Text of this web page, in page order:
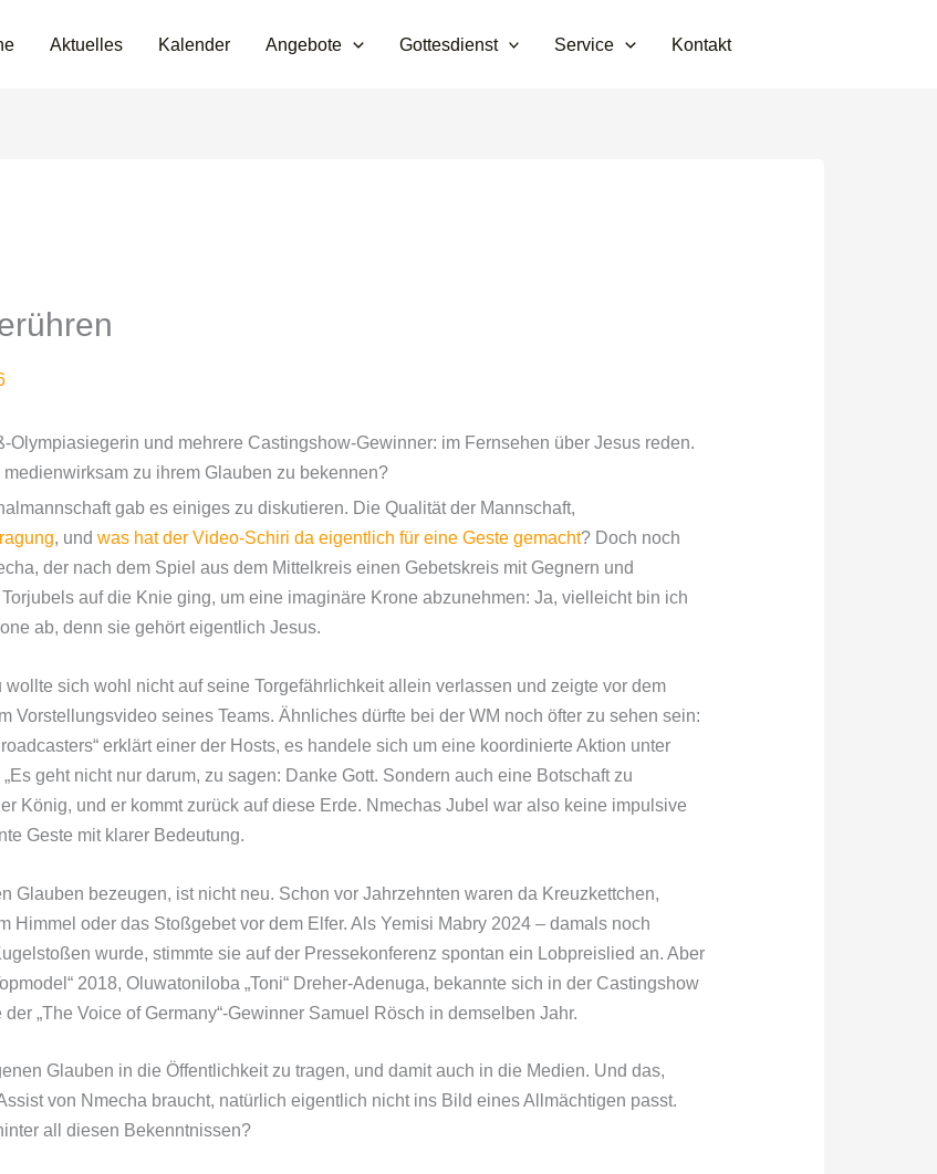
Aktuelles Kalender Angebote Gottesdienst Service Kontakt
Olympiasiegerin und mehrere Castingshow-Gewinner: im Fernsehen über Jesus reden.
zu ihrem Glauben zu bekennen?
gab es einiges zu diskutieren. Die Qualität der Mannschaft,
, und was hat der Video-Schiri da eigentlich für eine Geste gemacht? Doch noch
der nach dem Spiel aus dem Mittelkreis einen Gebetskreis mit Gegnern und
auf die Knie ging, um eine imaginäre Krone abzunehmen: Ja, vielleicht bin ich
ab, denn sie gehört eigentlich Jesus.
sich wohl nicht auf seine Torgefährlichkeit allein verlassen und zeigte vor dem
Vorstellungsvideo seines Teams. Ähnliches dürfte bei der WM noch öfter zu sehen sein:
erklärt einer der Hosts, es handele sich um eine koordinierte Aktion unter
geht nicht nur darum, zu sagen: Danke Gott. Sondern auch eine Botschaft zu
König, und er kommt zurück auf diese Erde. Nmechas Jubel war also keine impulsive
Geste mit klarer Bedeutung.
Glauben bezeugen, ist nicht neu. Schon vor Jahrzehnten waren da Kreuzkettchen,
Himmel oder das Stoßgebet vor dem Elfer. Als Yemisi Mabry 2024 – damals noch
wurde, stimmte sie auf der Pressekonferenz spontan ein Lobpreislied an. Aber
2018, Oluwatoniloba „Toni“ Dreher-Adenuga, bekannte sich in der Castingshow
„The Voice of Germany“-Gewinner Samuel Rösch in demselben Jahr.
Glauben in die Öffentlichkeit zu tragen, und damit auch in die Medien. Und das,
von Nmecha braucht, natürlich eigentlich nicht ins Bild eines Allmächtigen passt.
all diesen Bekenntnissen?